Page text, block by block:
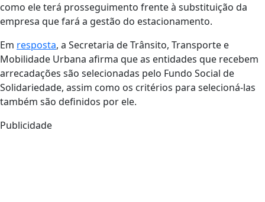
como ele terá prosseguimento frente à substituição da
empresa que fará a gestão do estacionamento.
Em resposta, a Secretaria de Trânsito, Transporte e
Mobilidade Urbana afirma que as entidades que recebem
arrecadações são selecionadas pelo Fundo Social de
Solidariedade, assim como os critérios para selecioná-las
também são definidos por ele.
Publicidade